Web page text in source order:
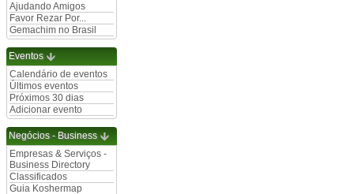
Ajudando Amigos
Favor Rezar Por...
Gemachim no Brasil
Eventos
Calendário de eventos
Últimos eventos
Próximos 30 dias
Adicionar evento
Negócios - Business
Empresas & Serviços -
Business Directory
Classificados
Guia Koshermap